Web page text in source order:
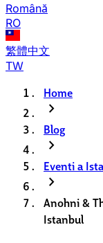
Română
RO
繁體中文
TW
Home
chevron_right
Blog
chevron_right
Eventi a
chevron_right
Anohni &
Istanbul